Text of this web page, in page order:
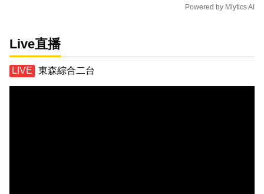
Powered by Mlytics AI
Live直播
東森綜合二台